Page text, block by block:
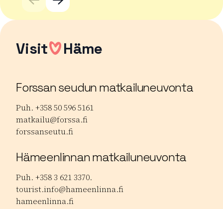
Visit Häme
Forssan seudun matkailuneuvonta
Puh. +358 50 596 5161
matkailu@forssa.fi
forssanseutu.fi
Hämeenlinnan matkailuneuvonta
Puh. +358 3 621 3370.
tourist.info@hameenlinna.fi
hameenlinna.fi